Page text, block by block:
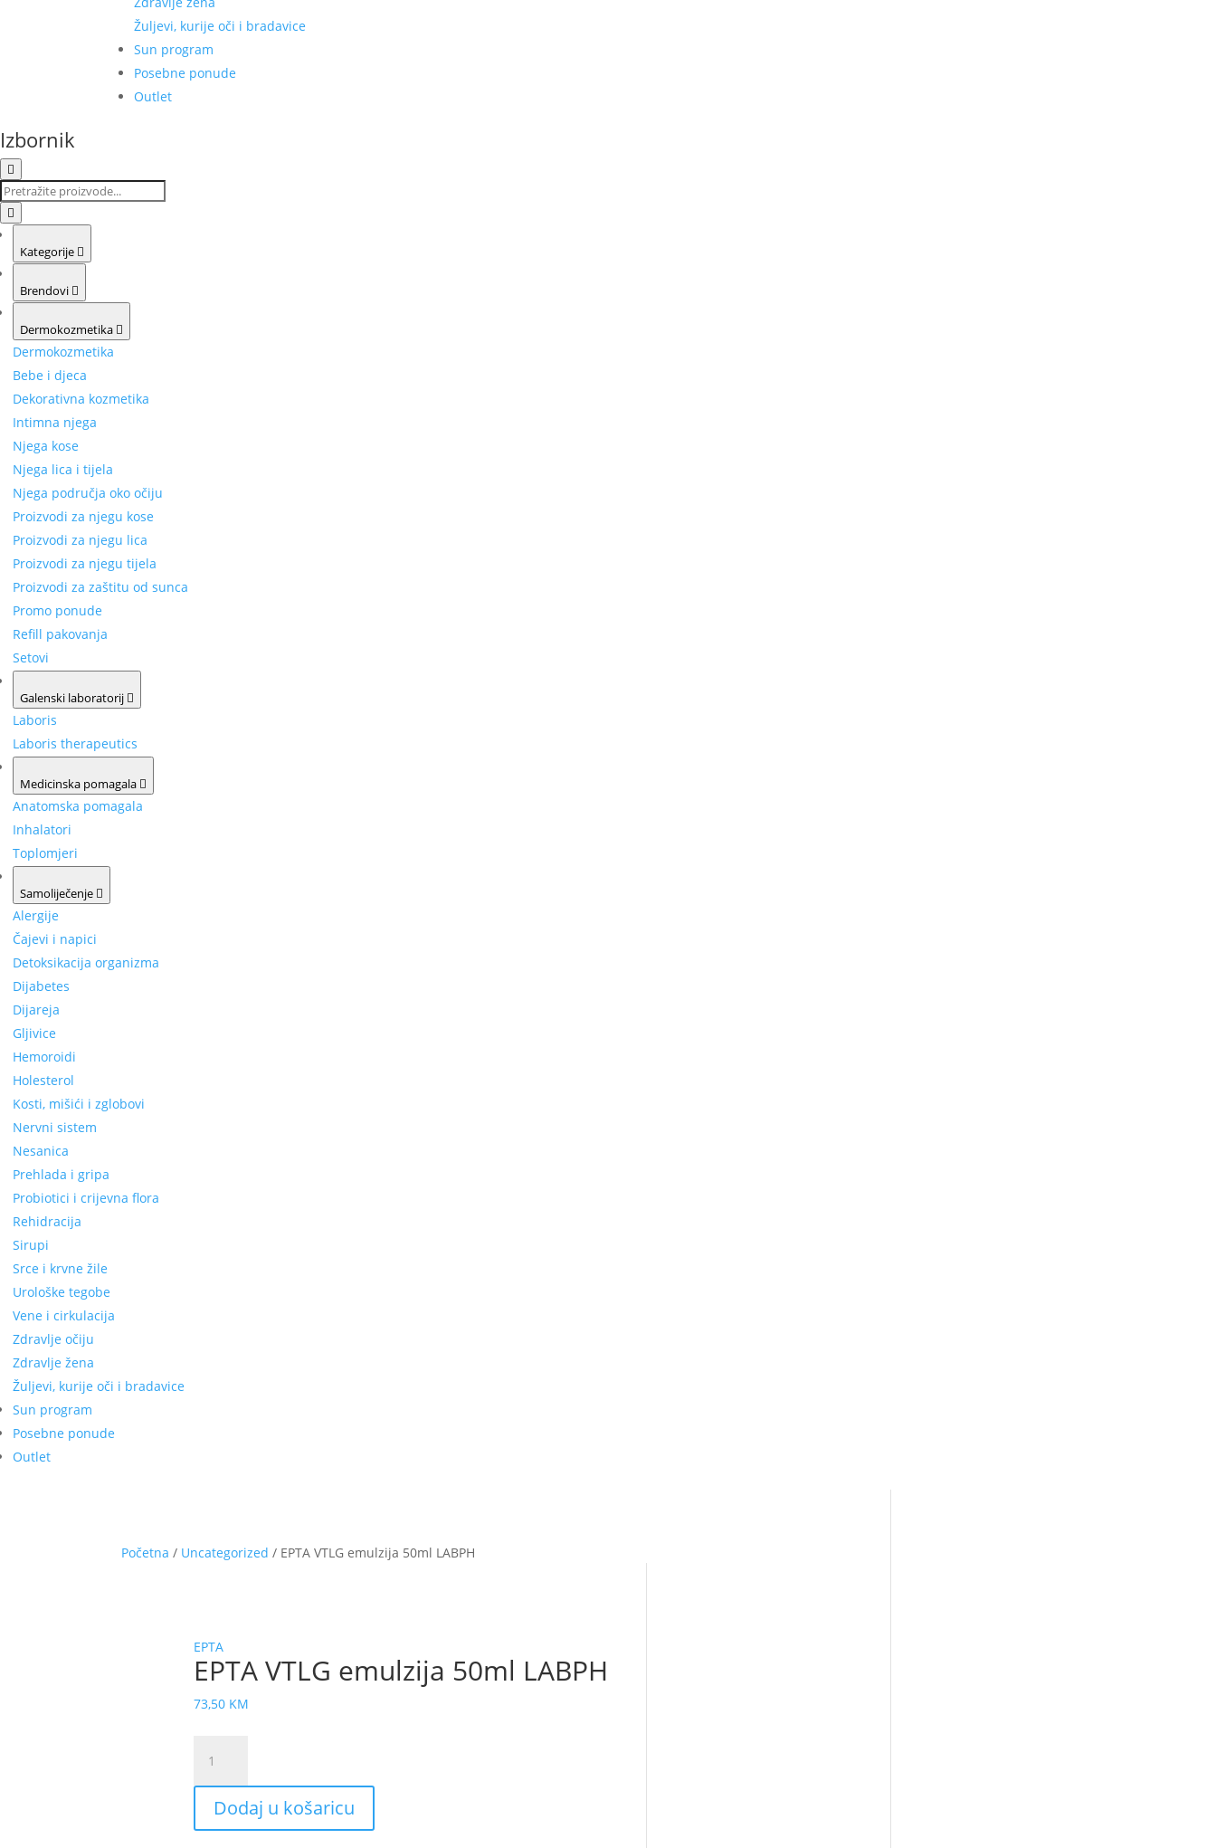
Žuljevi, kurije oči i bradavice
Sun program
Posebne ponude
Outlet
Izbornik
Kategorije
Brendovi
Dermokozmetika
Dermokozmetika
Bebe i djeca
Dekorativna kozmetika
Intimna njega
Njega kose
Njega lica i tijela
Njega područja oko očiju
Proizvodi za njegu kose
Proizvodi za njegu lica
Proizvodi za njegu tijela
Proizvodi za zaštitu od sunca
Promo ponude
Refill pakovanja
Setovi
Galenski laboratorij
Laboris
Laboris therapeutics
Medicinska pomagala
Anatomska pomagala
Inhalatori
Toplomjeri
Samoliječenje
Alergije
Čajevi i napici
Detoksikacija organizma
Dijabetes
Dijareja
Gljivice
Hemoroidi
Holesterol
Kosti, mišići i zglobovi
Nervni sistem
Nesanica
Prehlada i gripa
Probiotici i crijevna flora
Rehidracija
Sirupi
Srce i krvne žile
Urološke tegobe
Vene i cirkulacija
Zdravlje očiju
Zdravlje žena
Žuljevi, kurije oči i bradavice
Sun program
Posebne ponude
Outlet
Početna / Uncategorized / EPTA VTLG emulzija 50ml LABPH
EPTA
EPTA VTLG emulzija 50ml LABPH
73,50 KM
VTLG
emulzija
50ml
LABPH
Dodaj u košaricu